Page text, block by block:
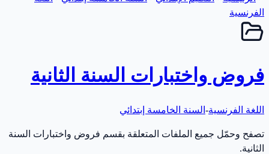
الفرنسية
فروض واختبارات السنة الثانية
اللغة الفرنسية- السنة الخامسة إبتدائي
تصفح وحمّل جميع الملفات المتعلقة بقسم فروض واختبارات السنة
الثانية.